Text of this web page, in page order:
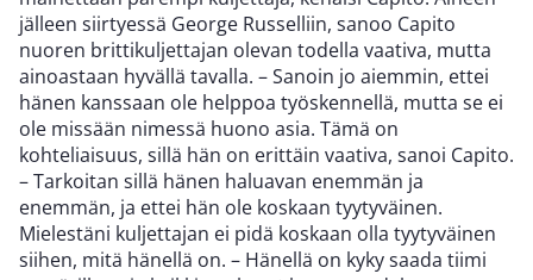
jälleen siirtyessä George Russelliin, sanoo Capito
nuoren brittikuljettajan olevan todella vaativa, mutta
ainoastaan hyvällä tavalla. – Sanoin jo aiemmin, ettei
hänen kanssaan ole helppoa työskennellä, mutta se ei
ole missään nimessä huono asia. Tämä on
kohteliaisuus, sillä hän on erittäin vaativa, sanoi Capito.
– Tarkoitan sillä hänen haluavan enemmän ja
enemmän, ja ettei hän ole koskaan tyytyväinen.
Mielestäni kuljettajan ei pidä koskaan olla tyytyväinen
siihen, mitä hänellä on. – Hänellä on kyky saada tiimi